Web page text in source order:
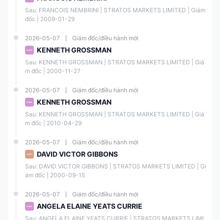
Sau: FRANCOIS NEMBRINI | STRATOS MARKETS LIMITED | Giám
đốc | 2009-01-29
2026-05-07 Giám đốc/điều hành mới
KENNETH GROSSMAN
Sau: KENNETH GROSSMAN | STRATOS MARKETS LIMITED | Giá
m đốc | 2000-11-27
2026-05-07 Giám đốc/điều hành mới
KENNETH GROSSMAN
Sau: KENNETH GROSSMAN | STRATOS MARKETS LIMITED | Giá
m đốc | 2010-04-29
2026-05-07 Giám đốc/điều hành mới
DAVID VICTOR GIBBONS
Sau: DAVID VICTOR GIBBONS | STRATOS MARKETS LIMITED | Gi
ám đốc | 2000-09-15
2026-05-07 Giám đốc/điều hành mới
ANGELA ELAINE YEATS CURRIE
Sau: ANGELA ELAINE YEATS CURRIE | STRATOS MARKETS LIMI